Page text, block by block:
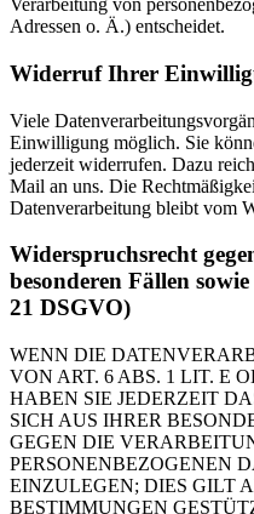
Verarbeitung von
Adressen o. Ä.) entscheidet.
Widerruf Ihrer
Viele
Einwilligung möglich. Sie
jederzeit widerrufen. Dazu
Mail an uns. Die
Datenverarbeitung bleibt vom
Widerspruchsrecht
besonderen Fällen
21 DSGVO)
WENN DIE
VON ART. 6 ABS. 1 LIT. E
HABEN SIE JEDERZEIT
SICH AUS IHRER
GEGEN DIE
PERSONENBEZOGENEN
EINZULEGEN; DIES GILT
BESTIMMUNGEN